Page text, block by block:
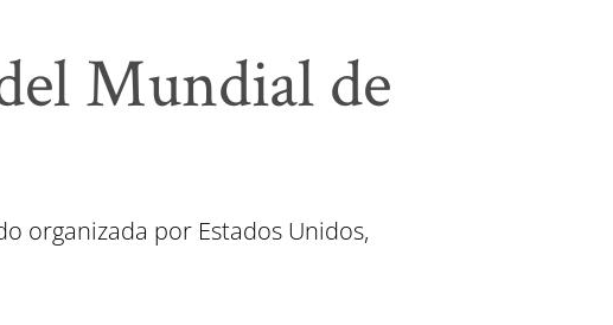
Mundial de
organizada por Estados Unidos,